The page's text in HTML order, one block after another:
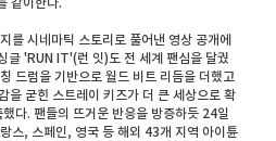
같이한다.
를 시네마틱 스토리로 풀어낸 영상 공개에
글 'RUN IT'(런 잇)도 전 세계 팬심을 달궜
드럼을 기반으로 월드 비트 리듬을 더했고
을 굳힌 스트레이 키즈가 더 큰 세상으로 확
다. 팬들의 뜨거운 반응을 방증하듯 24일
스, 스페인, 영국 등 해외 43개 지역 아이튠